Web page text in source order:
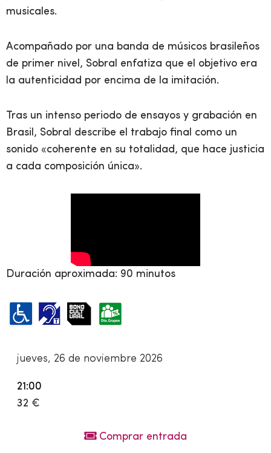
musicales.
Acompañado por una banda de músicos brasileños
de primer nivel, Sobral enfatiza que el objetivo era
la autenticidad por encima de la imitación.
Tras un intenso periodo de ensayos y grabación en
Brasil, Sobral describe el trabajo final como un
sonido «coherente en su totalidad, que hace justicia
a cada composición única».
Duración aproximada: 90 minutos
jueves, 26 de noviembre 2026
21:00
32 €
Comprar entrada